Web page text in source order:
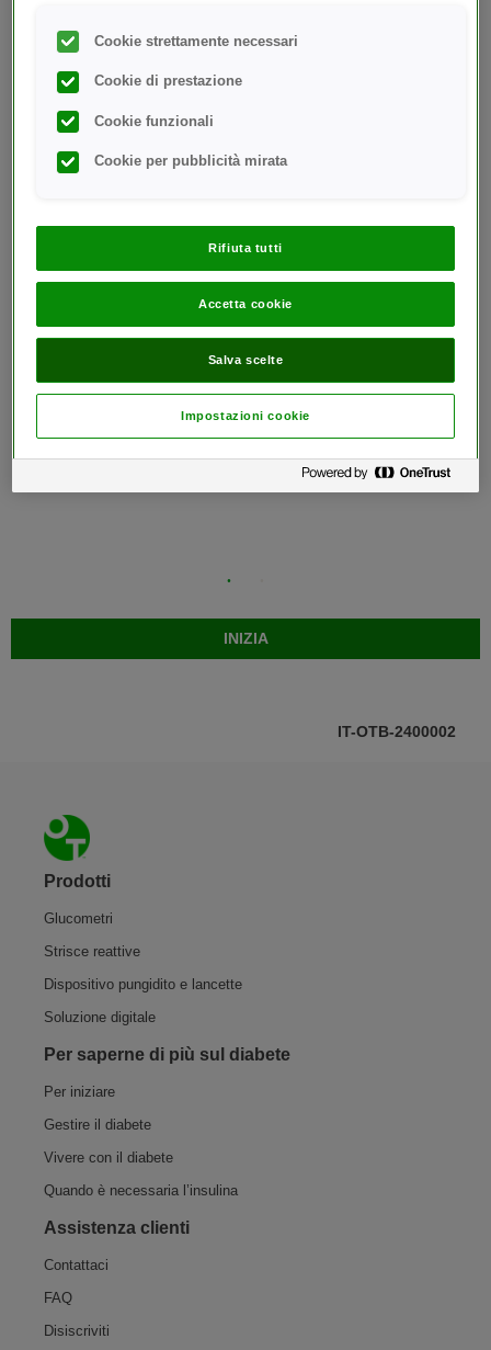
Rimanere aggiornato per
ottenere il massimo dal
tuo glucometro OneTouch
Inizia selezionando il tuo glucometro.
IT-OTB-2400002
Piè di pagina
Prodotti
Glucometri
Strisce reattive
Dispositivo pungidito e lancette
Soluzione digitale
Per saperne di più sul diabete
Per iniziare
Gestire il diabete
Vivere con il diabete
Quando è necessaria l’insulina
Assistenza​ clienti
Contattaci
FAQ
Disiscriviti
Cookie strettamente necessari
Cookie di prestazione
Cookie funzionali
Cookie per pubblicità mirata
Rifiuta tutti
Accetta cookie
Salva scelte
Impostazioni cookie